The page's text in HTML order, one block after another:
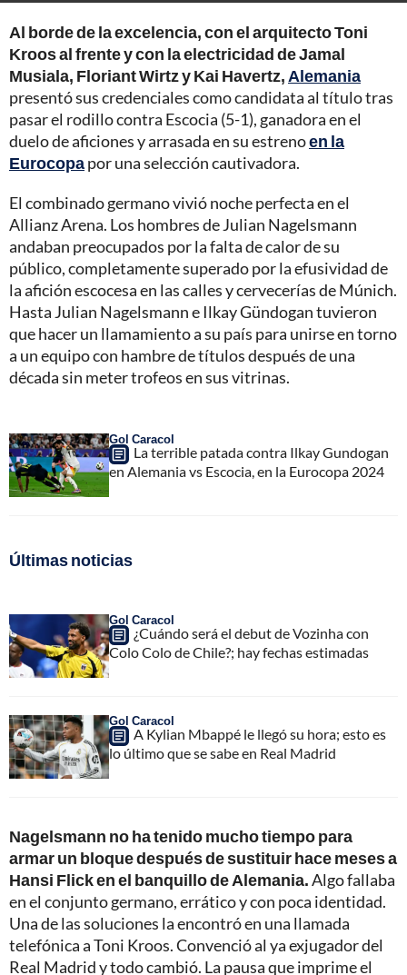
Al borde de la excelencia, con el arquitecto Toni
Kroos al frente y con la electricidad de Jamal
Musiala, Floriant Wirtz y Kai Havertz, Alemania
presentó sus credenciales como candidata al título tras
pasar el rodillo contra Escocia (5-1), ganadora en el
duelo de aficiones y arrasada en su estrenoen la
Eurocopapor una selección cautivadora.
El combinado germano vivió noche perfecta en el
Allianz Arena. Los hombres de Julian Nagelsmann
andaban preocupados por la falta de calor de su
público, completamente superado por la efusividad de
la afición escocesa en las calles y cervecerías de Múnich.
Hasta Julian Nagelsmann e Ilkay Gündogan tuvieron
que hacer un llamamiento a su país para unirse en torno
a un equipo con hambre de títulos después de una
década sin meter trofeos en sus vitrinas.
Gol Caracol
La terrible patada contra Ilkay Gundogan
en Alemania vs Escocia, en la Eurocopa 2024
Últimas noticias
Gol Caracol
¿Cuándo será el debut de Vozinha con
Colo Colo de Chile?; hay fechas estimadas
Gol Caracol
A Kylian Mbappé le llegó su hora; esto es
lo último que se sabe en Real Madrid
Nagelsmann no ha tenido mucho tiempo para
armar un bloque después de sustituir hace meses a
Hansi Flick en el banquillo de Alemania.Algo fallaba
en el conjunto germano, errático y con poca identidad.
Una de las soluciones la encontró en una llamada
telefónica a Toni Kroos. Convenció al ya exjugador del
Real Madrid y todo cambió. La pausa que imprime el